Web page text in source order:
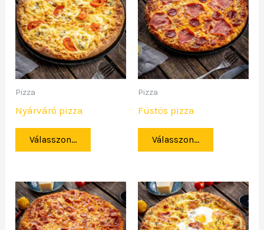
Pizza
Nyárváró pizza
Válasszon...
Pizza
Füstös pizza
Válasszon...